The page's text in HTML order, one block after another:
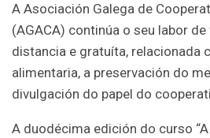
A Asociación Galega de
(AGACA) continúa o seu labor
distancia e gratuíta, relacionada
alimentaria, a preservación do
divulgación do papel do
A duodécima edición do curso